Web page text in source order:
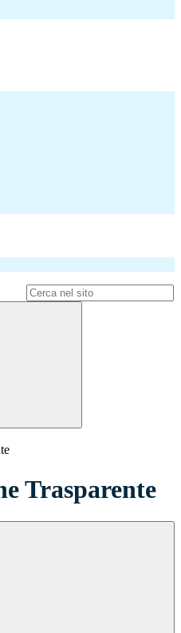
Trasparente